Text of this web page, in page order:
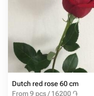
Dutch red rose 60 cm
From 9 pcs / 16200 ֏